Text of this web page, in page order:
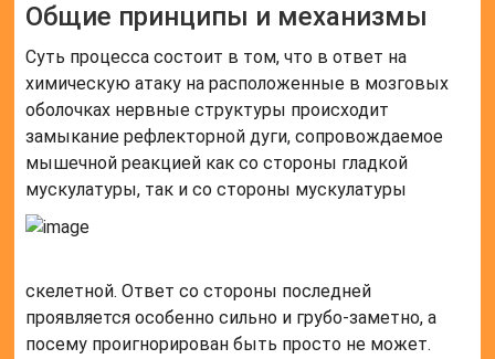
Общие принципы и механизмы
Суть процесса состоит в том, что в ответ на
химическую атаку на расположенные в мозговых
оболочках нервные структуры происходит
замыкание рефлекторной дуги, сопровождаемое
мышечной реакцией как со стороны гладкой
мускулатуры, так и со стороны мускулатуры
скелетной. Ответ со стороны последней
проявляется особенно сильно и грубо-заметно, а
посему проигнорирован быть просто не может.